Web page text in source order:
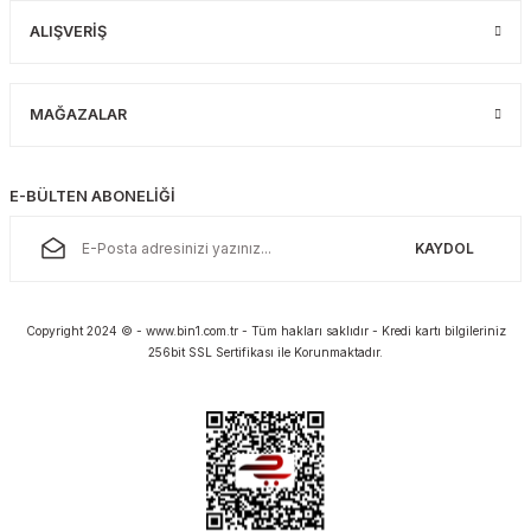
ALIŞVERİŞ
MAĞAZALAR
E-BÜLTEN ABONELİĞİ
KAYDOL
Copyright 2024 © - www.bin1.com.tr - Tüm hakları saklıdır - Kredi kartı bilgileriniz
256bit SSL Sertifikası ile Korunmaktadır.